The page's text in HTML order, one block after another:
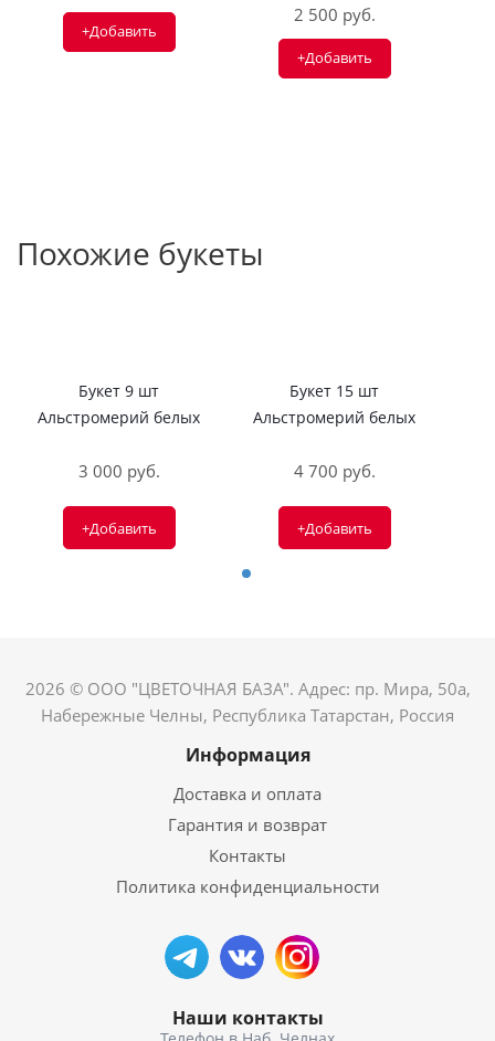
+Добавить
2 500 руб.
+Добавить
Похожие букеты
Букет 9 шт
Альстромерий белых
3 000 руб.
+Добавить
Букет 15 шт
Альстромерий белых
4 700 руб.
+Добавить
2026 © ООО "ЦВЕТОЧНАЯ БАЗА". Адрес: пр. Мира, 50а,
Набережные Челны, Республика Татарстан, Россия
Информация
Доставка и оплата
Гарантия и возврат
Контакты
Политика конфиденциальности
Наши контакты